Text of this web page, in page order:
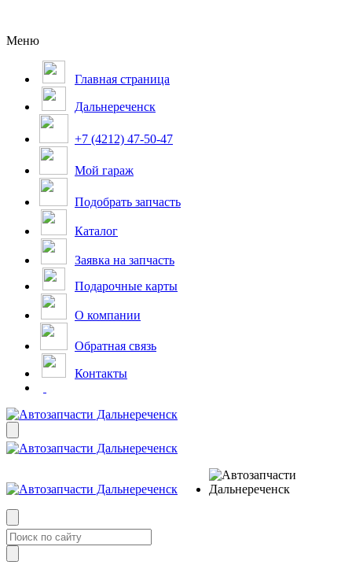
Меню
Главная страница
Дальнереченск
+7 (4212) 47-50-47
Мой гараж
Подобрать запчасть
Каталог
Заявка на запчасть
Подарочные карты
О компании
Обратная связь
Контакты